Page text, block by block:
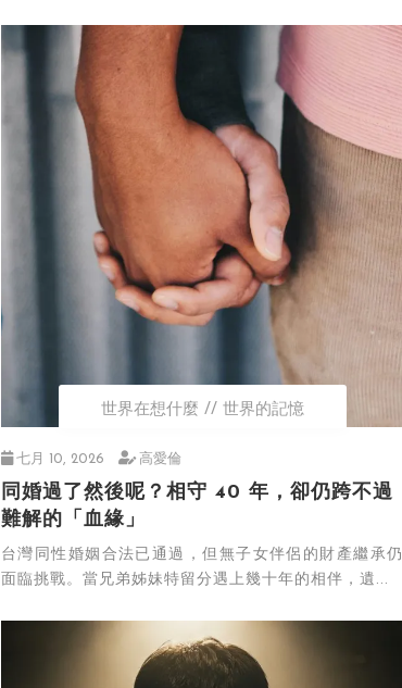
世界在想什麼 世界的記憶
七月 10, 2026 高愛倫
同婚過了然後呢？相守 40 年，卻仍跨不過
難解的「血緣」
台灣同性婚姻合法已通過，但無子女伴侶的財產繼承仍
面臨挑戰。當兄弟姊妹特留分遇上幾十年的相伴，遺...